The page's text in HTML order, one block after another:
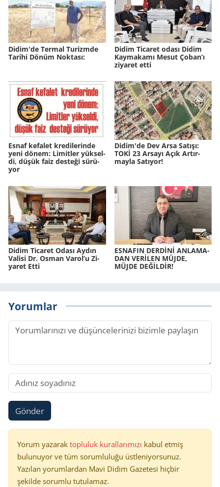
Didim'de Ter­mal Tu­rizm­de
Ta­ri­hi Dönüm Nok­ta­sı:
Didim Ticaret odası Didim
Kaymakamı Mesut Çoban’ı
ziyaret etti
Esnaf ke­fa­let kre­di­le­rin­de
yeni dönem: Li­mit­ler yük­sel­
di, düşük faiz des­te­ği sü­rü­
yor
Didim'de Dev Arsa Sa­tı­şı:
TOKİ 23 Ar­sa­yı Açık Ar­tır­
may­la Sa­tı­yor!
Didim Ti­ca­ret Odası Aydın
Va­li­si Dr. Osman Varol’u Zi­
ya­ret Etti
ES­NA­FIN DERDİNİ AN­LA­MA­
DAN VERİLEN MÜJDE,
MÜJDE DEĞİLDİR!
Yorumlar
Gönder
Yorum yazarak topluluk kurallarımızı kabul etmiş
bulunuyor ve tüm sorumluluğu üstleniyorsunuz.
Yazılan yorumlardan Mavi Didim Gazetesi hiçbir
şekilde sorumlu tutulamaz.